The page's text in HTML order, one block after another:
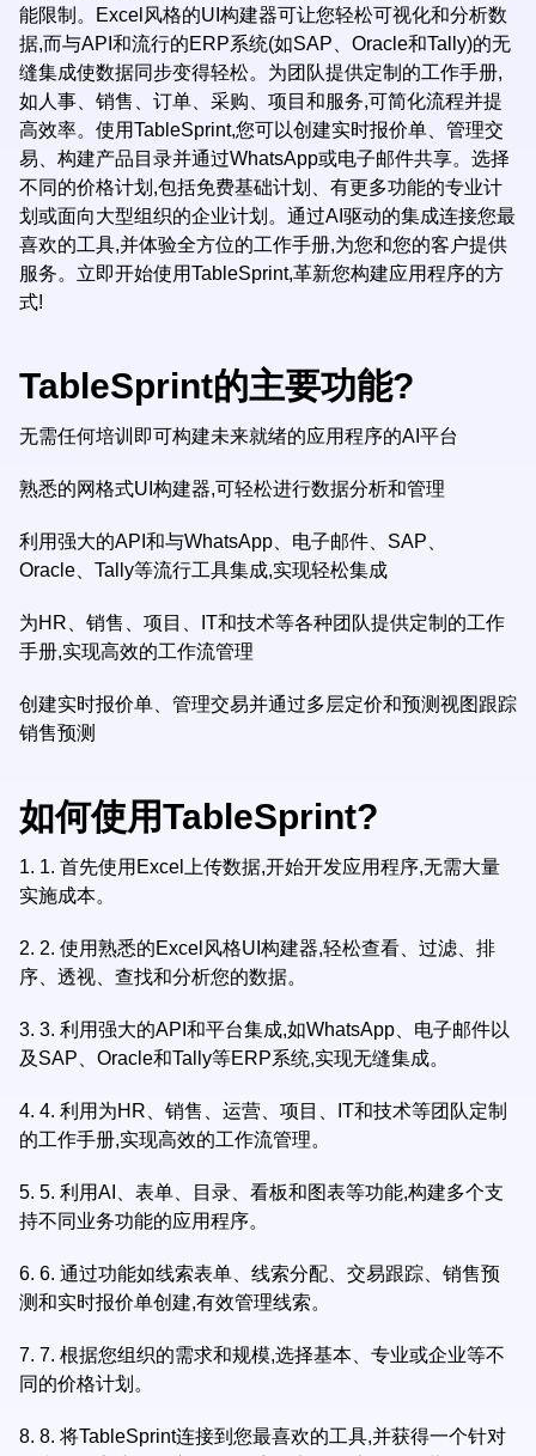
能限制。Excel风格的UI构建器可让您轻松可视化和分析数
据,而与API和流行的ERP系统(如SAP、Oracle和Tally)的无
缝集成使数据同步变得轻松。为团队提供定制的工作手册,
如人事、销售、订单、采购、项目和服务,可简化流程并提
高效率。使用TableSprint,您可以创建实时报价单、管理交
易、构建产品目录并通过WhatsApp或电子邮件共享。选择
不同的价格计划,包括免费基础计划、有更多功能的专业计
划或面向大型组织的企业计划。通过AI驱动的集成连接您最
喜欢的工具,并体验全方位的工作手册,为您和您的客户提供
服务。立即开始使用TableSprint,革新您构建应用程序的方
式!
TableSprint的主要功能?
无需任何培训即可构建未来就绪的应用程序的AI平台
熟悉的网格式UI构建器,可轻松进行数据分析和管理
利用强大的API和与WhatsApp、电子邮件、SAP、
Oracle、Tally等流行工具集成,实现轻松集成
为HR、销售、项目、IT和技术等各种团队提供定制的工作
手册,实现高效的工作流管理
创建实时报价单、管理交易并通过多层定价和预测视图跟踪
销售预测
如何使用TableSprint?
1. 1. 首先使用Excel上传数据,开始开发应用程序,无需大量
实施成本。
2. 2. 使用熟悉的Excel风格UI构建器,轻松查看、过滤、排
序、透视、查找和分析您的数据。
3. 3. 利用强大的API和平台集成,如WhatsApp、电子邮件以
及SAP、Oracle和Tally等ERP系统,实现无缝集成。
4. 4. 利用为HR、销售、运营、项目、IT和技术等团队定制
的工作手册,实现高效的工作流管理。
5. 5. 利用AI、表单、目录、看板和图表等功能,构建多个支
持不同业务功能的应用程序。
6. 6. 通过功能如线索表单、线索分配、交易跟踪、销售预
测和实时报价单创建,有效管理线索。
7. 7. 根据您组织的需求和规模,选择基本、专业或企业等不
同的价格计划。
8. 8. 将TableSprint连接到您最喜欢的工具,并获得一个针对